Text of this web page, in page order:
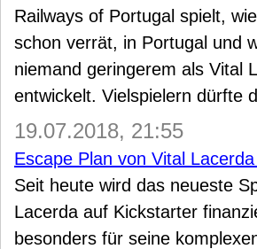
Railways of Portugal spielt,
schon verrät, in Portugal und
niemand geringerem als Vital
entwickelt. Vielspielern dürfte
19.07.2018, 21:55
Escape Plan von Vital
Seit heute wird das neueste
Lacerda auf Kickstarter
besonders für seine